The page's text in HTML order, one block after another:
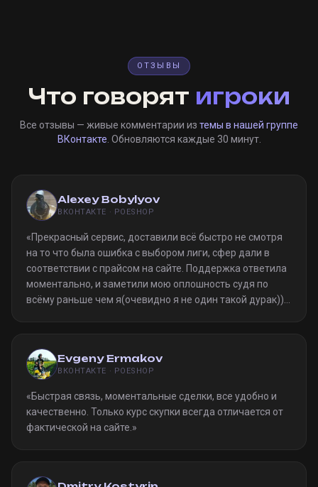
ОТЗЫВЫ
Что говорят игроки
Все отзывы — живые комментарии из темы в нашей группе
ВКонтакте . Обновляются каждые 30 минут.
Alexey Bobylyov
ВКОНТАКТЕ · POESHOP
«Прекрасный сервис, доставили всё быстро не смотря
на то что была ошибка с выбором лиги, сфер дали в
соответствии с прайсом на сайте. Поддержка ответила
моментально, и заметили мою оплошность судя по
всёму раньше чем я(очевидно я не один такой дурак)).
Evgeny Ermakov
ВКОНТАКТЕ · POESHOP
«Быстрая связь, моментальные сделки, все удобно и
качественно. Только курс скупки всегда отличается от
фактической на сайте. »